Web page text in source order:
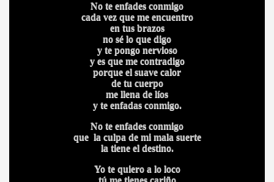
No te enfades conmigo
cada vez que me encuentro
en tus brazos
no sé lo que digo
y te pongo nervioso
y es que me contradigo
porque el suave calor
de tu cuerpo
me llena de líos
y te enfadas conmigo.
No te enfades conmigo
que la culpa de mi mala suerte
la tiene el destino.
Yo te quiero a lo loco
tú me tienes cariño